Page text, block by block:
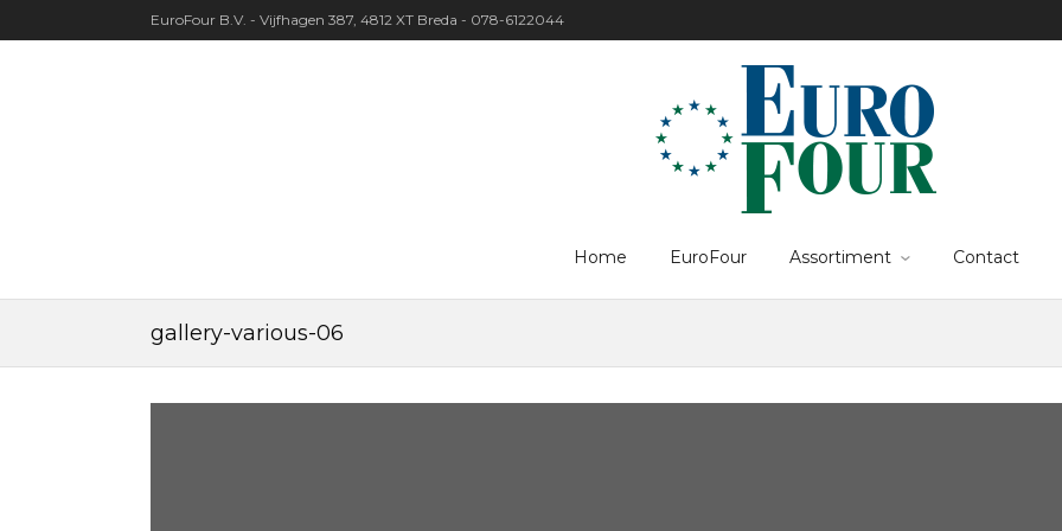
EuroFour B.V. - Vijfhagen 387, 4812 XT Breda - 078-6122044
Home EuroFour Assortiment Contact
gallery-various-06